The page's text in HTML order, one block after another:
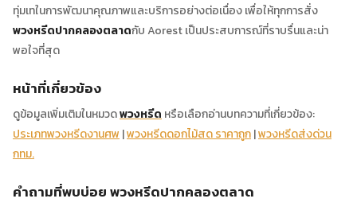
ทุ่มเทในการพัฒนาคุณภาพและบริการอย่างต่อเนื่อง เพื่อให้ทุกการสั่ง
พวงหรีดปากคลองตลาดกับ Aorest เป็นประสบการณ์ที่ราบรื่นและน่า
พอใจที่สุด
หน้าที่เกี่ยวข้อง
ดูข้อมูลเพิ่มเติมในหมวดพวงหรีด หรือเลือกอ่านบทความที่เกี่ยวข้อง:
ประเภทพวงหรีดงานศพ |พวงหรีดดอกไม้สด ราคาถูก|พวงหรีดส่งด่วน
กทม.
คำถามที่พบบ่อย พวงหรีดปากคลองตลาด